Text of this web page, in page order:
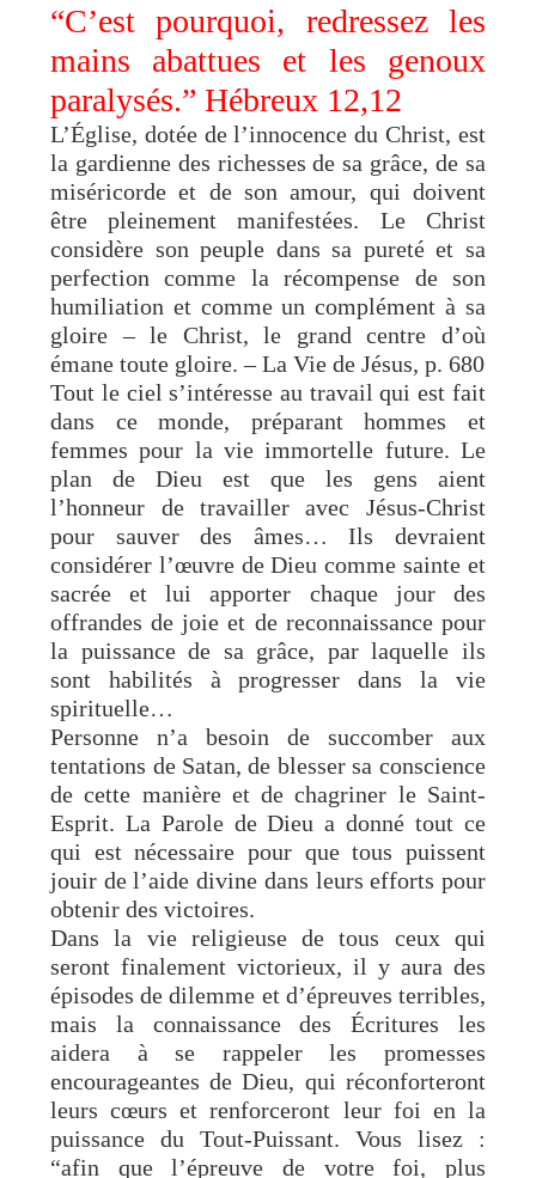
“C’est pourquoi, redressez les
mains abattues et les genoux
paralysés.” Hébreux 12,12
L’Église, dotée de l’innocence du Christ, est
la gardienne des richesses de sa grâce, de sa
miséricorde et de son amour, qui doivent
être pleinement manifestées. Le Christ
considère son peuple dans sa pureté et sa
perfection comme la récompense de son
humiliation et comme un complément à sa
gloire – le Christ, le grand centre d’où
émane toute gloire. – La Vie de Jésus, p. 680
Tout le ciel s’intéresse au travail qui est fait
dans ce monde, préparant hommes et
femmes pour la vie immortelle future. Le
plan de Dieu est que les gens aient
l’honneur de travailler avec Jésus-Christ
pour sauver des âmes… Ils devraient
considérer l’œuvre de Dieu comme sainte et
sacrée et lui apporter chaque jour des
offrandes de joie et de reconnaissance pour
la puissance de sa grâce, par laquelle ils
sont habilités à progresser dans la vie
spirituelle…
Personne n’a besoin de succomber aux
tentations de Satan, de blesser sa conscience
de cette manière et de chagriner le Saint-
Esprit. La Parole de Dieu a donné tout ce
qui est nécessaire pour que tous puissent
jouir de l’aide divine dans leurs efforts pour
obtenir des victoires.
Dans la vie religieuse de tous ceux qui
seront finalement victorieux, il y aura des
épisodes de dilemme et d’épreuves terribles,
mais la connaissance des Écritures les
aidera à se rappeler les promesses
encourageantes de Dieu, qui réconforteront
leurs cœurs et renforceront leur foi en la
puissance du Tout-Puissant. Vous lisez :
“afin que l’épreuve de votre foi, plus